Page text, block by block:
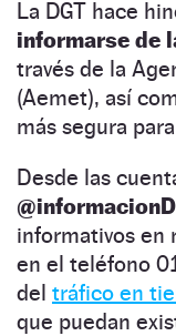
La DGT hace
informarse de
través de la
(Aemet), así
más segura
Desde las
informativos en
en el teléfono
del tráfico en
que puedan